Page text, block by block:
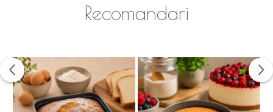
Recomandari